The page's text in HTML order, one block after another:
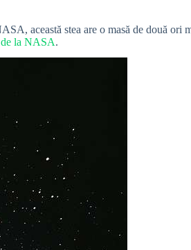
această stea are o masă de două ori
la NASA.